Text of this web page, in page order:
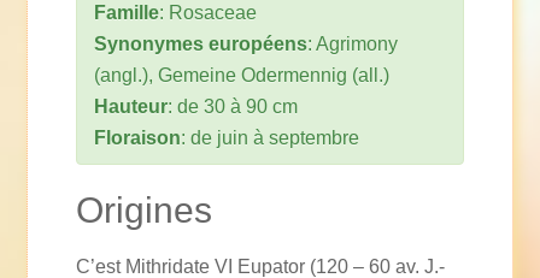
Famille: Rosaceae
Synonymes européens: Agrimony
(angl.), Gemeine Odermennig (all.)
Hauteur: de 30 à 90 cm
Floraison: de juin à septembre
Origines
C’est Mithridate VI Eupator (120 – 60 av. J.-